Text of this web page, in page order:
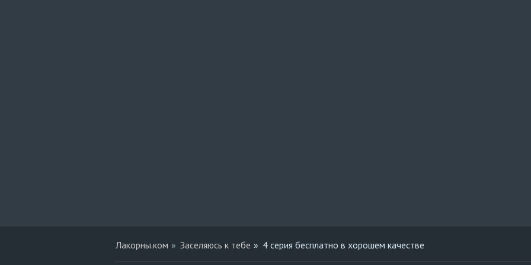
Лакорны.ком Заселяюсь к тебе 4 серия бесплатно в хорошем качестве